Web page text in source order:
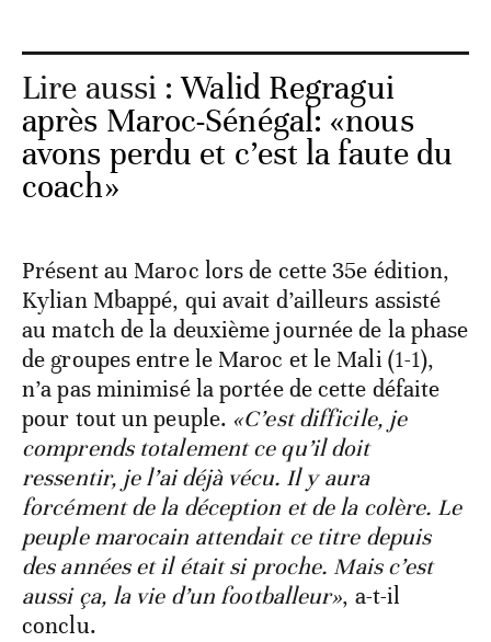
Lire aussi :Walid Regragui
après Maroc-Sénégal: «nous
avons perdu et c’est la faute du
coach»
Présent au Maroc lors de cette 35e édition,
Kylian Mbappé, qui avait d’ailleurs assisté
au match de la deuxième journée de la phase
de groupes entre le Maroc et le Mali (1-1),
n’a pas minimisé la portée de cette défaite
pour tout un peuple. «C’est difficile, je
comprends totalement ce qu’il doit
ressentir, je l’ai déjà vécu. Il y aura
forcément de la déception et de la colère. Le
peuple marocain attendait ce titre depuis
des années et il était si proche. Mais c’est
aussi ça, la vie d’un footballeur», a-t-il
conclu.